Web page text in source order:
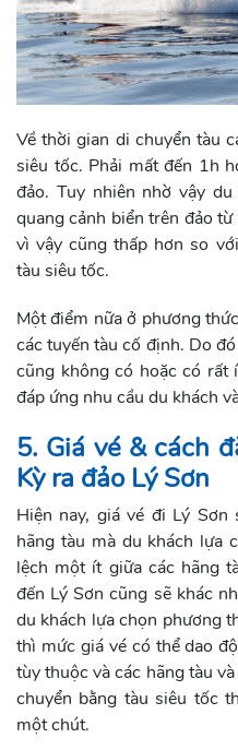
Về thời gian di chuyển tàu
siêu tốc. Phải mất đến 1h
đảo. Tuy nhiên nhờ vậy
quang cảnh biển trên đảo
vì vậy cũng thấp hơn so
tàu siêu tốc.
Một điểm nữa ở phương
các tuyến tàu cố định. Do
cũng không có hoặc có rất
đáp ứng nhu cầu du khách
5. Giá vé & cách
Kỳ ra đảo Lý Sơn
Hiện nay, giá vé đi Lý
hãng tàu mà du khách lựa
lệch một ít giữa các hãng
đến Lý Sơn cũng sẽ khác
du khách lựa chọn phương
thì mức giá vé có thể dao
tùy thuộc và các hãng tàu
chuyển bằng tàu siêu tốc
một chút.